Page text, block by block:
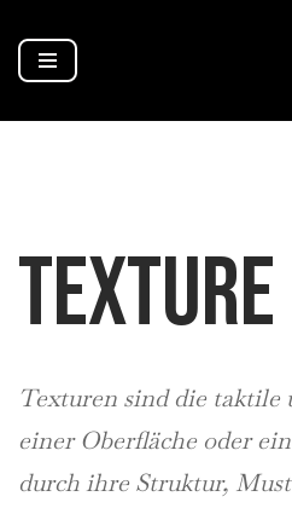
Zum
Texturen sind die taktile
einer Oberfläche oder
durch ihre Struktur,